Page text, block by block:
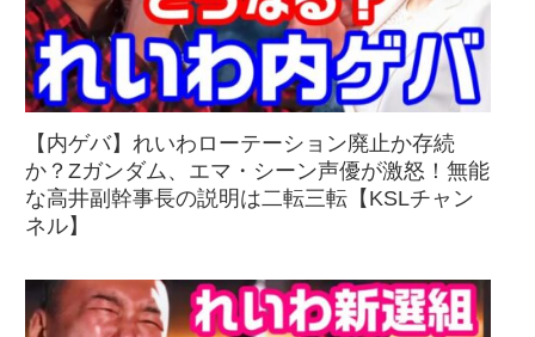
【内ゲバ】れいわローテーション廃止か存続
か？Zガンダム、エマ・シーン声優が激怒！無能
な高井副幹事長の説明は二転三転【KSLチャン
ネル】